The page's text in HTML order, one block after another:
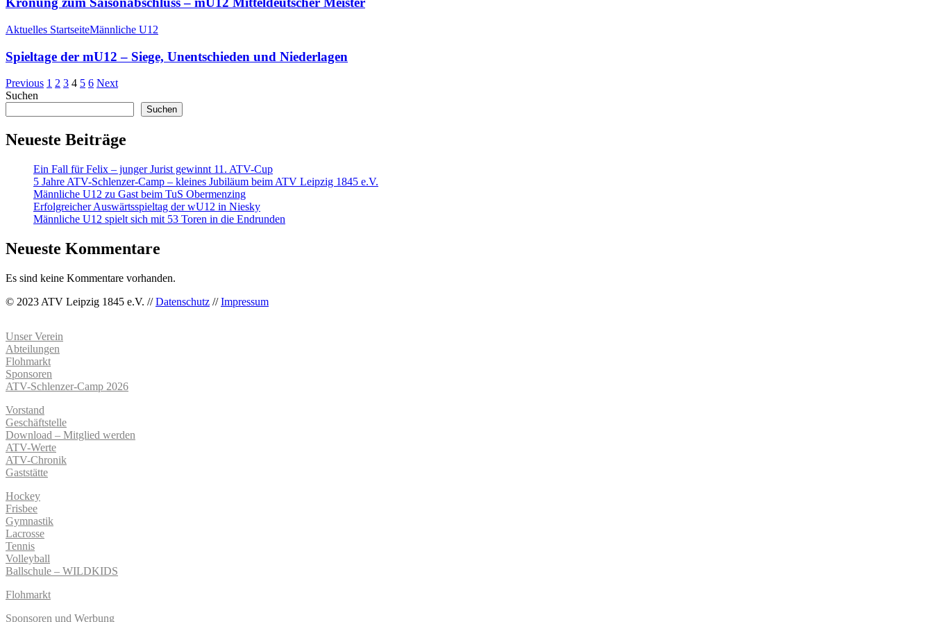
Aktuelles StartseiteMännliche U12
Spieltage der mU12 – Siege, Unentschieden und Niederlagen
Previous 1 2 3 4 5 6 Next
Suchen
Suchen
Neueste Beiträge
Ein Fall für Felix – junger Jurist gewinnt 11. ATV-Cup
5 Jahre ATV-Schlenzer-Camp – kleines Jubiläum beim ATV Leipzig 1845 e.V.
Männliche U12 zu Gast beim TuS Obermenzing
Erfolgreicher Auswärtsspieltag der wU12 in Niesky
Männliche U12 spielt sich mit 53 Toren in die Endrunden
Neueste Kommentare
Es sind keine Kommentare vorhanden.
© 2023 ATV Leipzig 1845 e.V. //Datenschutz //Impressum
Unser Verein
Abteilungen
Flohmarkt
Sponsoren
ATV-Schlenzer-Camp 2026
Vorstand
Geschäftstelle
Download – Mitglied werden
ATV-Werte
ATV-Chronik
Gaststätte
Hockey
Frisbee
Gymnastik
Lacrosse
Tennis
Volleyball
Ballschule – WILDKIDS
Flohmarkt
Sponsoren und Werbung